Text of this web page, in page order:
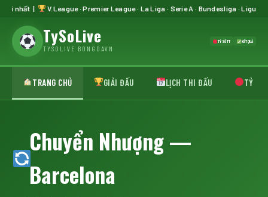
nhất | V.League · Premier League · La Liga · Serie A · Bundesliga · Ligue 1 |
TySoLive
TYSOLIVE BONGDAVN
TỶ SỐ TT KẾT QUẢ
TRANG CHỦ GIẢI ĐẤU LỊCH THI ĐẤU TỶ SỐ
Chuyển Nhượng —
Barcelona